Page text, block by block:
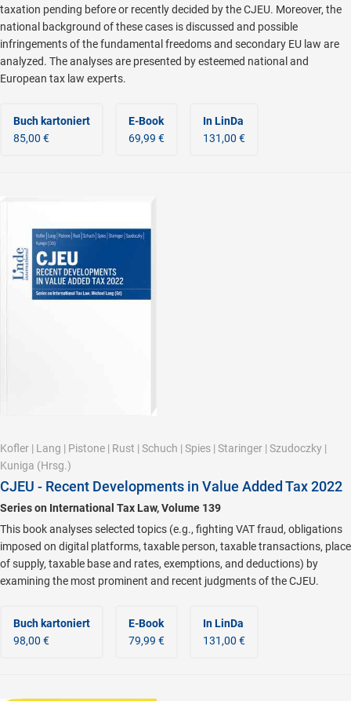
taxation pending before or recently decided by the CJEU. Moreover, the
national background of these cases is discussed and possible
infringements of the fundamental freedoms and secondary EU law are
analyzed. The analyses are presented by esteemed national and
European tax law experts.
Buch kartoniert
85,00 €
E-Book
69,99 €
In LinDa
131,00 €
Kofler | Lang | Pistone | Rust | Schuch | Spies | Staringer | Szudoczky |
Kuniga (Hrsg.)
CJEU - Recent Developments in Value Added Tax 2022
Series on International Tax Law, Volume 139
This book analyses selected topics (e.g., fighting VAT fraud, obligations
imposed on digital platforms, taxable person, taxable transactions, place
of supply, taxable base and rates, exemptions, and deductions) by
examining the most prominent and recent judgments of the CJEU.
Buch kartoniert
98,00 €
E-Book
79,99 €
In LinDa
131,00 €